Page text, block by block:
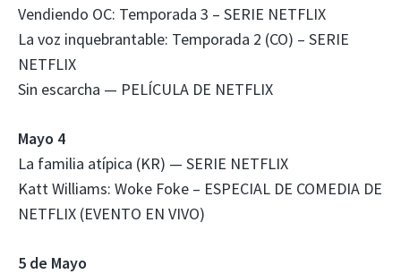
Vendiendo OC: Temporada 3 – SERIE NETFLIX
La voz inquebrantable: Temporada 2 (CO) – SERIE
NETFLIX
Sin escarcha — PELÍCULA DE NETFLIX
Mayo 4
La familia atípica (KR) — SERIE NETFLIX
Katt Williams: Woke Foke – ESPECIAL DE COMEDIA DE
NETFLIX (EVENTO EN VIVO)
5 de Mayo